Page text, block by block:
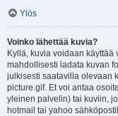
Ylös
Voinko lähettää kuvia?
Kyllä, kuvia voidaan
mahdollisesti ladata kuvan
julkisesti saatavilla olevaan
picture.gif. Et voi antaa
yleinen palvelin) tai kuviin,
hotmail tai yahoo